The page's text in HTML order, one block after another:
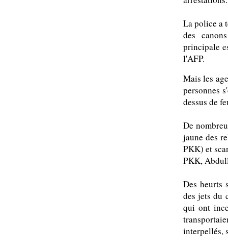
La police a
des
principale
l'AFP.
Mais les
personnes
dessus de
De
jaune des
PKK) et
PKK,
Des heurts
des jets du
qui ont
interpellés,